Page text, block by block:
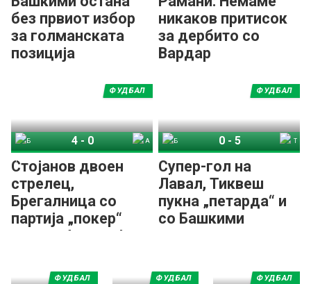
без првиот избор
за голманската
позиција
никаков притисок
за дербито со
Вардар
Стојанов двоен
стрелец,
Брегалница со
партија „покер“
против Арсими!
ФУДБАЛ
4- 0
Супер-гол на
Лавал, Тиквеш
пукна „петарда“ и
со Башкими
ФУДБАЛ
0 -5
ФУДБАЛ ФУДБАЛ ФУДБАЛ